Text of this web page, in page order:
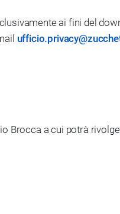
ai fini del
Brocca a cui potrà